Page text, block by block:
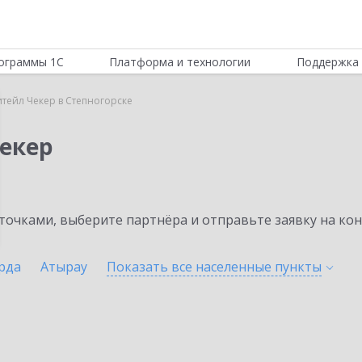
1С Платформа и технологии Поддержка
Чекер в Степногорске
выберите партнёра и отправьте заявку на
Атырау Показать все населенные пункты